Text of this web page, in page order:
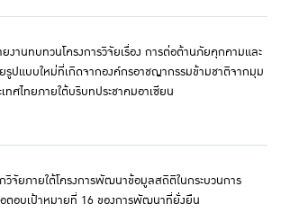
ยงานทบทวนโครงการวิจัยเรื่อง การต่อต้านภัยคุกคามและ
รูปแบบใหม่ที่เกิดจากองค์กรอาชญากรรมข้ามชาติจากมุม
ทศไทยภายใต้บริบทประชาคมอาเซียน
วิจัยภายใต้โครงการพัฒนาข้อมูลสถิติในกระบวนการ
ตอบเป้าหมายที่ 16 ของการพัฒนาที่ยั่งยืน